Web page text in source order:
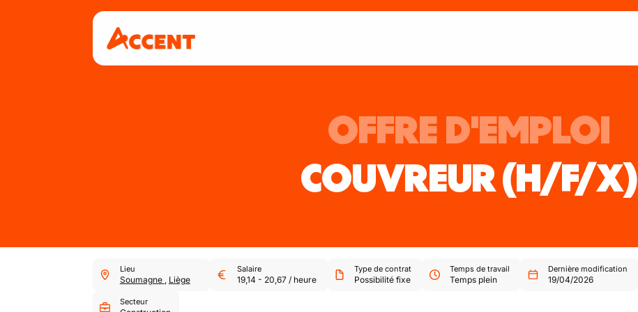
OFFRE D'EMPLOI
COUVREUR(H/F/X)
Lieu
Soumagne , Liège
Salaire
19,14 - 20,67/ heure
Type de contrat
Possibilité fixe
Temps de travail
Temps plein
Dernière modification
19/04/2026
Secteur